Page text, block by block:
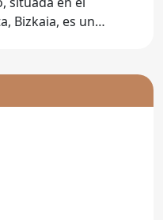
Bizkaia, es un